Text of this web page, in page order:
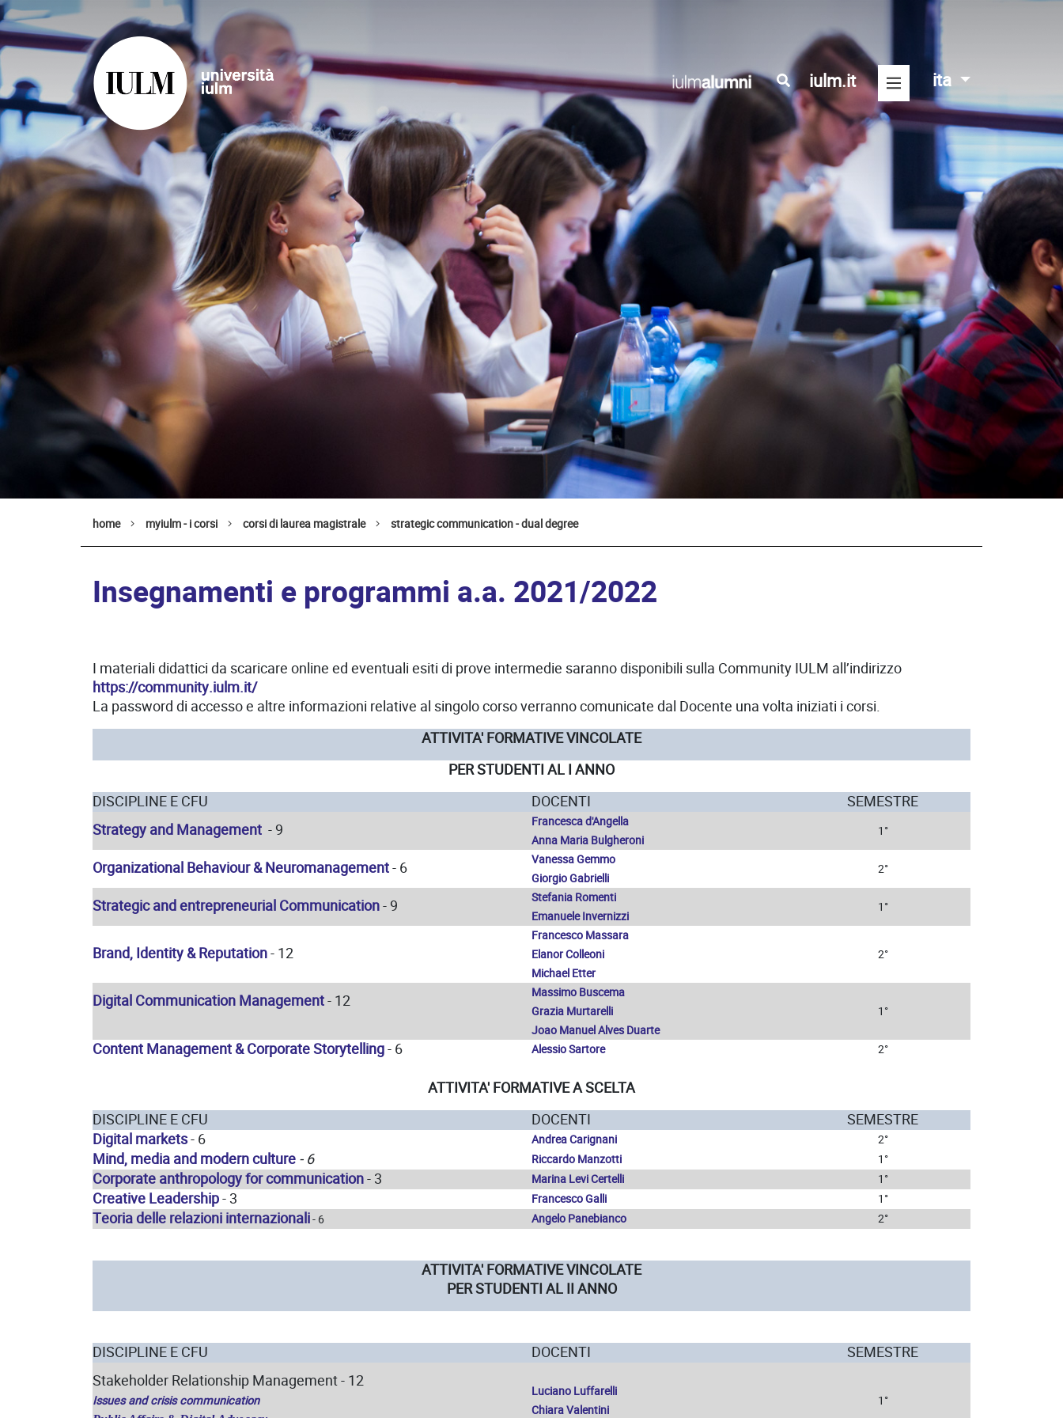
iulm.it ita
home myiulm - i corsi corsi di laurea magistrale strategic communication - dual degree
Insegnamenti e programmi a.a. 2021/2022
I materiali didattici da scaricare online ed eventuali esiti di prove intermedie saranno disponibili sulla Community IULM all’indirizzo
https://community.iulm.it/
La password di accesso e altre informazioni relative al singolo corso verranno comunicate dal Docente una volta iniziati i corsi.
ATTIVITA' FORMATIVE VINCOLATE
PER STUDENTI AL I ANNO
DISCIPLINE E CFU
DOCENTI
SEMESTRE
Strategy and Management - 9
Francesca d'Angella
Anna Maria Bulgheroni
1°
Organizational Behaviour & Neuromanagement- 6
Vanessa Gemmo
Giorgio Gabrielli
2°
Strategic and entrepreneurial Communication- 9 Stefania Romenti
Emanuele Invernizzi
1°
Brand, Identity & Reputation- 12
Francesco Massara
Elanor Colleoni
Michael Etter
2°
Digital Communication Management- 12
Massimo Buscema
Grazia Murtarelli
Joao Manuel Alves Duarte
1°
Content Management & Corporate Storytelling- 6 Alessio Sartore 2°
ATTIVITA' FORMATIVE A SCELTA
DISCIPLINE E CFU
DOCENTI
SEMESTRE
Digital markets- 6 Andrea Carignani 2°
Mind, media and modern culture - 6 Riccardo Manzotti 1°
Corporate anthropology for communication- 3 Marina Levi Certelli 1°
Creative Leadership- 3 Francesco Galli 1°
Teoria delle relazioni internazionali- 6 Angelo Panebianco 2°
ATTIVITA' FORMATIVE VINCOLATE
PER STUDENTI AL II ANNO
DISCIPLINE E CFU DOCENTI
SEMESTRE
Stakeholder Relationship Management - 12
Issues and crisis communication
Luciano Luffarelli
Chiara Valentini
1°